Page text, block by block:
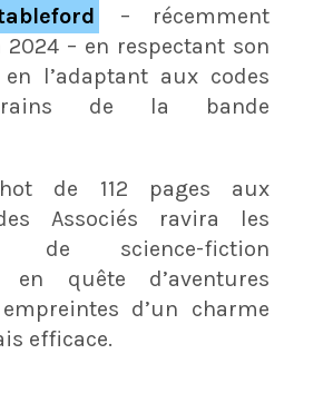
– récemment
2024– en respectant son
l’adaptant aux codes
de la bande
de 112 pages aux
Associés ravira les
de science-fiction
en quête d’aventures
d’un charme
efficace.